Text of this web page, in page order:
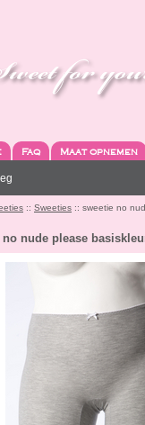
Faq Maat opnemen
:: Sweeties :: sweetie no
no nude please